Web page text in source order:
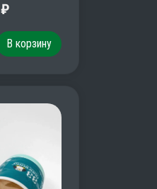
₽
В корзину